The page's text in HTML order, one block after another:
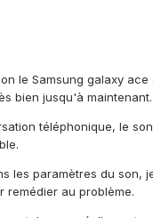
le Samsung galaxy ace
bien jusqu'à maintenant.
téléphonique, le
les paramètres du son,
remédier au problème.